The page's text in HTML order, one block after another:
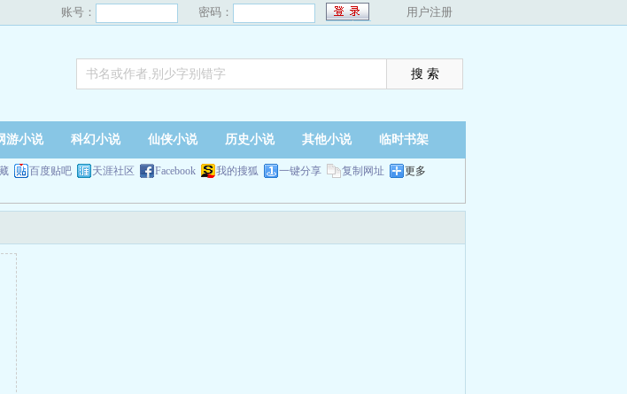
账号： 密码： 用户注册
游小说 科幻小说 仙侠小说 历史小说 其他小说 临时书架
百度贴吧 天涯社区 Facebook 我的搜狐 一键分享 复制网址 更多